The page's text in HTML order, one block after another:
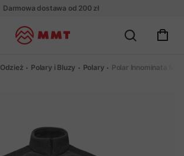
Darmowa dostawa od 200 zł
Odzież Polary i Bluzy Polary Polar Innominata ML